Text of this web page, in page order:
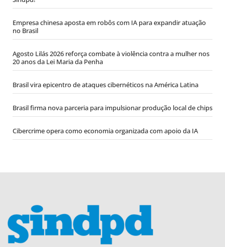
Empresa chinesa aposta em robôs com IA para expandir atuação
no Brasil
Agosto Lilás 2026 reforça combate à violência contra a mulher nos
20 anos da Lei Maria da Penha
Brasil vira epicentro de ataques cibernéticos na América Latina
Brasil firma nova parceria para impulsionar produção local de chips
Cibercrime opera como economia organizada com apoio da IA